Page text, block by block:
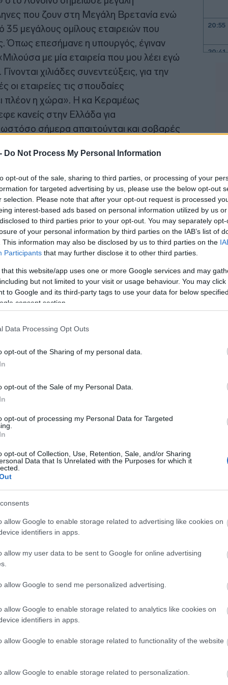
Do Not Process My Personal Information
opt-out of the sale, sharing to third parties, or processing of your
for targeted advertising by us, please use the below opt-out
selection. Please note that after your opt-out request is processed
interest-based ads based on personal information utilized by us
to third parties prior to your opt-out. You may separately
of your personal information by third parties on the IAB’s list of
This information may also be disclosed by us to third parties on the
Participants that may further disclose it to other third parties.
that this website/app uses one or more Google services and may
but not limited to your visit or usage behaviour. You may
to Google and its third-party tags to use your data for below
consent section.
Data Processing Opt Outs
opt-out of the Sharing of my personal data.
opt-out of the Sale of my Personal Data.
opt-out of processing my Personal Data for Targeted
opt-out of Collection, Use, Retention, Sale, and/or Sharing
Data that Is Unrelated with the Purposes for which it
allow Google to enable storage related to advertising like cookies on
identifiers in apps.
allow my user data to be sent to Google for online advertising
allow Google to send me personalized advertising.
allow Google to enable storage related to analytics like cookies on
identifiers in apps.
allow Google to enable storage related to functionality of the website
allow Google to enable storage related to personalization.
που ζουν στη Μεγάλη Βρετανία ενώ
μεγάλους ομίλους εταιρειών που
Όπως επεσήμανε η υπουργός, έγιναν
με μία εταιρεία που μου λέει εγώ
χιλιάδες συνεντεύξεις, για την
οι εταιρείες τις σπουδαίες
πλέον η χώρα». Η κα Κεραμέως
κανείς στην Ελλάδα για
σήμερα απαιτούνται και σοβαρές
πλέον υπάρχουν σε συνδυασμό μάλιστα
κόστος ζωής.
και δεν μπορώ να σας περιγράψω
στην αίθουσα. Ένας ενθουσιασμός
νωρίς από την ώρα έναρξη και έμειναν
βγήκαν εξαντλημένες με την έννοια ότι
τη μία μετά την άλλη. Μου έλεγε
έχουμε φωνή πλέον, είμαστε χωρίς
την τελευταία 15ετία έχουν
473.000 πολίτες, ήτοι το 64%.
θετικό ισοζύγιο σε αυτούς που
στην πατρίδα είναι
Την τελευταία δε χρονιά είναι κατά
νέες θέσεις εργασίας που έχουν
ενώ επεσήμανε ότι στην Ελλάδα οι
χαμηλότεροι από την Αγγλία αλλά
20:55
20:41
20:12
20:12
19:55
18:54
18:01